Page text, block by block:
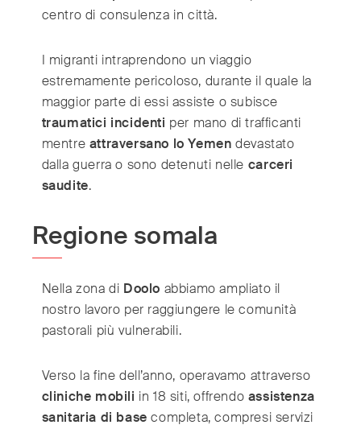
centro di consulenza in città.
I migranti intraprendono un viaggio
estremamente pericoloso, durante il quale la
maggior parte di essi assiste o subisce
traumatici incidenti per mano di trafficanti
mentre attraversano lo Yemen devastato
dalla guerra o sono detenuti nelle carceri
saudite.
Regione somala
Nella zona di Doolo abbiamo ampliato il
nostro lavoro per raggiungere le comunità
pastorali più vulnerabili.
Verso la fine dell’anno, operavamo attraverso
cliniche mobili in 18 siti, offrendo assistenza
sanitaria di base completa, compresi servizi